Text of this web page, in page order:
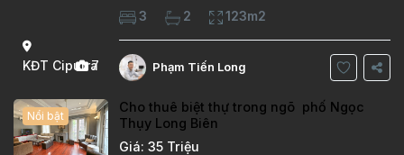
KĐT Ciputra
7
Căn hộ đã sửa mới kỹ, chất lượng cao, sàn
gỗ, bếp hiện đại, không gian thoáng sáng.
Thông tin căn hộ: Diện tích:
3 2 123m2
Phạm Tiến Long
Nổi bật
Cho thuê biệt thự trong ngõ phố Ngọc
Thụy Long Biên
Giá: 35 Triệu